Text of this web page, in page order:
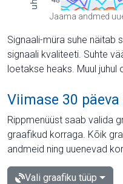
Jaama andmed
Signaali-müra suhe näitab
signaali kvaliteeti. Suhte
loetakse heaks. Muul juhul
Viimase 30
Rippmenüüst saab valida
graafikud korraga. Kõik
andmeid ning uuenevad
Vali graafiku tüüp